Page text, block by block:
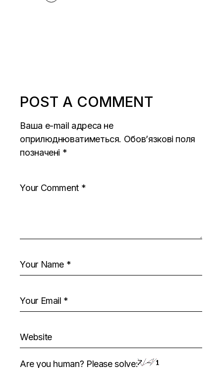
POST A COMMENT
Ваша e-mail адреса не
оприлюднюватиметься. Обов’язкові поля
позначені *
Are you human? Please solve: